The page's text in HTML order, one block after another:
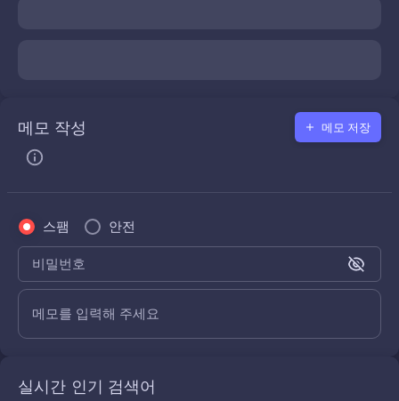
메모 작성 메모 저장
스팸 안전
비밀번호
메모를 입력해 주세요
실시간 인기 검색어